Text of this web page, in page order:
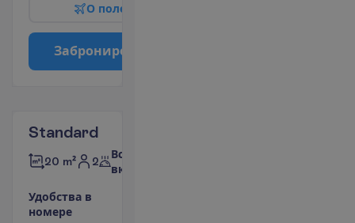
О поле
Заброниро
Standard
20 m² 2
Все
включено
Удобства в
номере